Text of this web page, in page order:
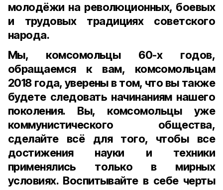
молодёжи на революционных, боевых
и трудовых традициях советского
народа.
Мы, комсомольцы 60-х годов,
обращаемся к вам, комсомольцам
2018 года, уверены в том, что вы также
будете следовать начинаниям нашего
поколения. Вы, комсомольцы уже
коммунистического общества,
сделайте всё для того, чтобы все
достижения науки и техники
применялись только в мирных
условиях. Воспитывайте в себе черты